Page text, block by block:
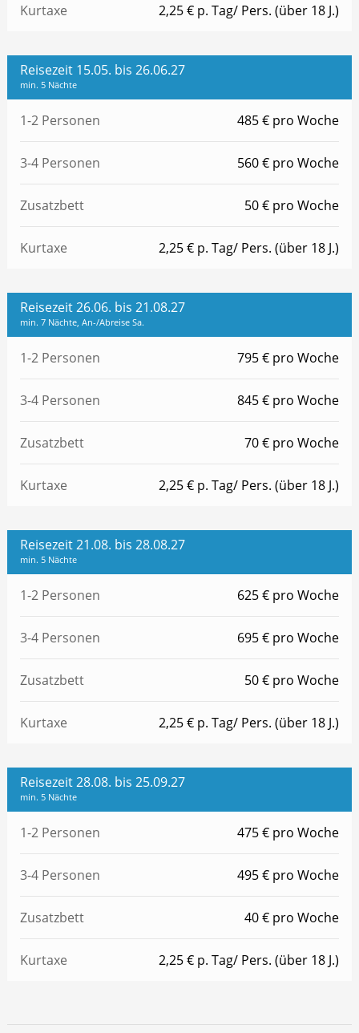
Kurtaxe 2,25 € p. Tag/ Pers. (über 18 J.)
Reisezeit 15.05. bis 26.06.27
min. 5 Nächte
1-2 Personen 485 € pro Woche
3-4 Personen 560 € pro Woche
Zusatzbett 50 € pro Woche
Kurtaxe 2,25 € p. Tag/ Pers. (über 18 J.)
Reisezeit 26.06. bis 21.08.27
min. 7 Nächte, An-/Abreise Sa.
1-2 Personen 795 € pro Woche
3-4 Personen 845 € pro Woche
Zusatzbett 70 € pro Woche
Kurtaxe 2,25 € p. Tag/ Pers. (über 18 J.)
Reisezeit 21.08. bis 28.08.27
min. 5 Nächte
1-2 Personen 625 € pro Woche
3-4 Personen 695 € pro Woche
Zusatzbett 50 € pro Woche
Kurtaxe 2,25 € p. Tag/ Pers. (über 18 J.)
Reisezeit 28.08. bis 25.09.27
min. 5 Nächte
1-2 Personen 475 € pro Woche
3-4 Personen 495 € pro Woche
Zusatzbett 40 € pro Woche
Kurtaxe 2,25 € p. Tag/ Pers. (über 18 J.)